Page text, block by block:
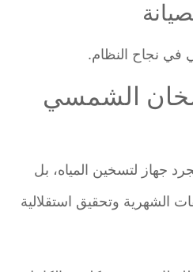
نجاح النظام.
الشمسي
لتسخين المياه، بل
الشهرية وتحقيق استقلالية